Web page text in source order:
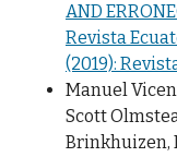
AND
Revista
(2019):
Manuel
Scott
Brinkhuizen,